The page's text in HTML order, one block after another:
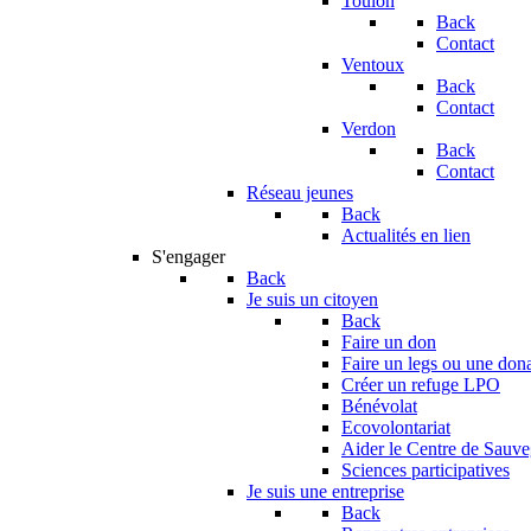
Back
Contact
Ventoux
Back
Contact
Verdon
Back
Contact
Réseau jeunes
Back
Actualités en lien
S'engager
Back
Je suis un citoyen
Back
Faire un don
Faire un legs ou une
Créer un refuge LPO
Bénévolat
Ecovolontariat
Aider le Centre de
Sciences participatives
Je suis une entreprise
Back